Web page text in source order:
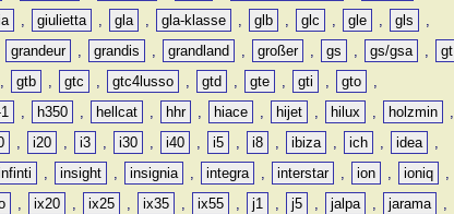
, giulietta , gla , gla-klasse , glb , glc , gle , gls
,
grandeur , grandis , grandland , großer , gs , gs/gsa ,
gt
, gtb , gtc , gtc4lusso , gtd , gte , gti , gto
,
, h350 , hellcat , hhr , hiace , hijet , hilux , holzmin
,
, i20 , i3 , i30 , i40 , i5 , i8 , ibiza , ich , idea
,
, insight , insignia , integra , interstar , ion , ioniq
,
, ix20 , ix25 , ix35 , ix55 , j1 , j5 , jalpa , jarama
,